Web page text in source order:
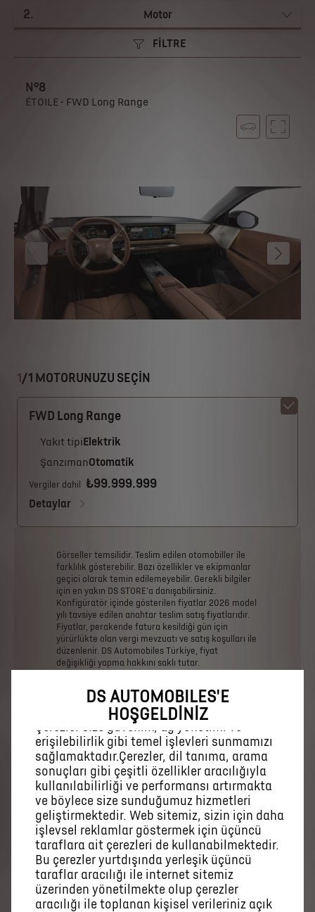
2. Motor
FİLTRE
N°8
ÉTOILE • FWD Long Range
1 /1 MOTORUNUZU SEÇİN
FWD Long Range
Yakıt tipiElektrik
ŞanzımanOtomatik
Vergiler dahil ₺99.999.999
Detaylar
Görseller temsilidir. Teslim edilen otomobiller ile
farklılık gösterebilir. Bazı özellikler ve ekipmanlar
geçici olarak temin edilemeyebilir. Gerekli bilgiler
için en yakın DS STORE'a danışabilirsiniz.
Konfigüratör içinde gösterilen fiyatlar 2026 model
yılı tavsiye edilen anahtar teslim satış fiyatlarıdır.
Fiyatlar, perakende fatura kesildiği gün için
yürürlükte olan vergi mevzuatı ve satış koşulları ile
düzenlenir. DS Automobiles Türkiye, fiyat
değişikliği yapma hakkını saklı tutar.
Hükmünde Kararnamelerde Değişiklik Yapılmasına
uyarınca, araçların ilk tescil
fatura bedeli üzerinden binde
oranında harç alınmaktadır. Bu kapsamda aracın
tescil edilebilmesi için noter tarafından
belirlenecek
olan harç ve buna bağlı sair masraflar
yetkili bayi tarafından alıcıya bildirilecek olup, ilgili
tutarın alıcı tarafından ödenmesine müteakip
tescil
işlemleri başlatılacaktır. tarafından
bu
tutarın ödenmemesi halinde ise araç tescil
işlemleri yapılamayacak olup bu halde distribütör
firma
ve yetkili bayinin herhangi bir sorumluluğu
bulunmayacaktır.
DS AUTOMOBILES'E
HOŞGELDİNİZ
Web sitemizde size en iyi deneyimi
sunabilmek için çerezler kullanıyoruz.
Çerezler size güvenlik, ağ yönetimi ve
erişilebilirlik gibi temel işlevleri sunmamızı
sağlamaktadır.Çerezler, dil tanıma, arama
sonuçları gibi çeşitli özellikler aracılığıyla
kullanılabilirliği ve performansı artırmakta
ve böylece size sunduğumuz hizmetleri
geliştirmektedir. Web sitemiz, sizin için daha
işlevsel reklamlar göstermek için üçüncü
taraflara ait çerezleri de kullanabilmektedir.
Bu çerezler yurtdışında yerleşik üçüncü
taraflar aracılığı ile internet sitemiz
üzerinden yönetilmekte olup çerezler
aracılığı ile toplanan kişisel verileriniz açık